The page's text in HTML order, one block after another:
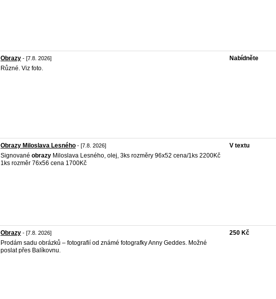
Obrazy - [7.8. 2026]
Různé. Viz foto.
Nabídněte
Obrazy Miloslava Lesného - [7.8. 2026]
Signované obrazy Miloslava Lesného, olej, 3ks rozměry 96x52 cena/1ks 2200Kč
1ks rozměr 76x56 cena 1700Kč
V textu
Obrazy - [7.8. 2026]
Prodám sadu obrázků – fotografií od známé fotografky Anny Geddes. Možné
poslat přes Balíkovnu.
250 Kč